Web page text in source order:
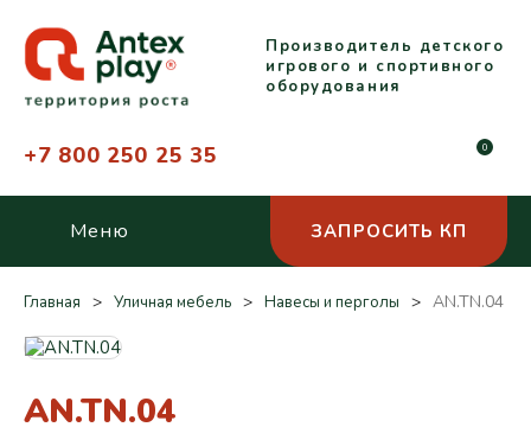
Производитель детского
игрового и спортивного
оборудования
+7 800 250 25 35 0
Меню ЗАПРОСИТЬ КП
Главная Уличная мебель Навесы и перголы AN.TN.04
AN.TN.04